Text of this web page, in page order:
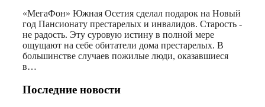
«МегаФон» Южная Осетия сделал подарок на Новый
год Пансионату престарелых и инвалидов. Старость -
не радость. Эту суровую истину в полной мере
ощущают на себе обитатели дома престарелых. В
большинстве случаев пожилые люди, оказавшиеся
в…
Последние новости